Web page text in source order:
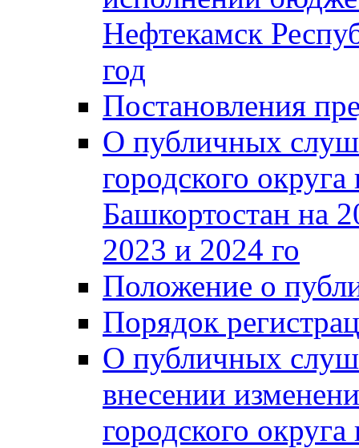
Нефтекамск
год
Постановления
О публичных
городского
Башкортостан на
2023 и 2024 го
Положение о
Порядок
О публичных
внесении
городского